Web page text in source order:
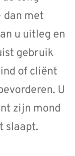
dan met
u uitleg en
gebruik
of cliënt
U
zijn mond
slaapt.